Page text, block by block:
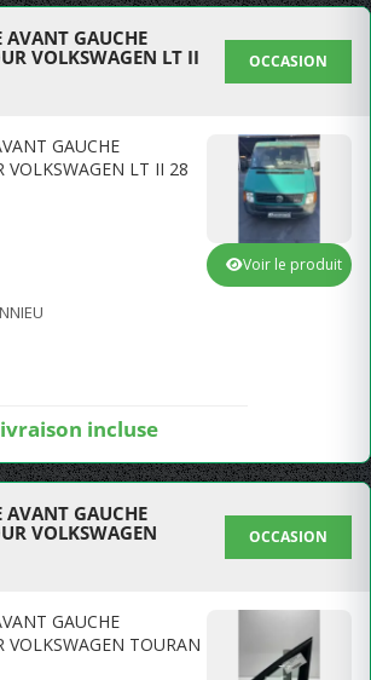
AVANT GAUCHE
VOLKSWAGEN LT II
OCCASION
GAUCHE
VOLKSWAGEN LT II 28
incluse
Voir le produit
AVANT GAUCHE
VOLKSWAGEN
OCCASION
GAUCHE
VOLKSWAGEN TOURAN